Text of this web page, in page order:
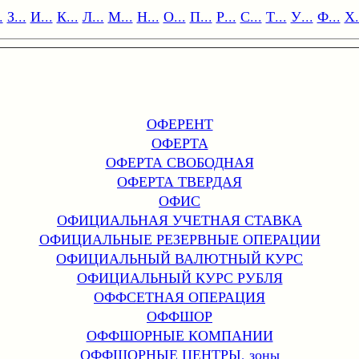
З... И... К... Л... М... Н... О... П... Р... С... Т... У... Ф...
ОФЕРЕНТ
ОФЕРТА
ОФЕРТА СВОБОДНАЯ
ОФЕРТА ТВЕРДАЯ
ОФИС
ОФИЦИАЛЬНАЯ УЧЕТНАЯ СТАВКА
ОФИЦИАЛЬНЫЕ РЕЗЕРВНЫЕ ОПЕРАЦИИ
ОФИЦИАЛЬНЫЙ ВАЛЮТНЫЙ КУРС
ОФИЦИАЛЬНЫЙ КУРС РУБЛЯ
ОФФСЕТНАЯ ОПЕРАЦИЯ
ОФФШОР
ОФФШОРНЫЕ КОМПАНИИ
ОФФШОРНЫЕ ЦЕНТРЫ, зоны